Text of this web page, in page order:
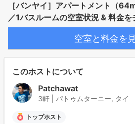
［バンヤイ］アパートメント（
／1バスルームの空室状況 & 料金を
空室と料金を
このホストについて
Patchawat
3軒 | パトゥムターニー, タイ
トップホスト